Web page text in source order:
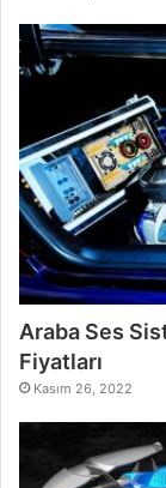
Araba Ses
Fiyatları
Kasım 26, 2022